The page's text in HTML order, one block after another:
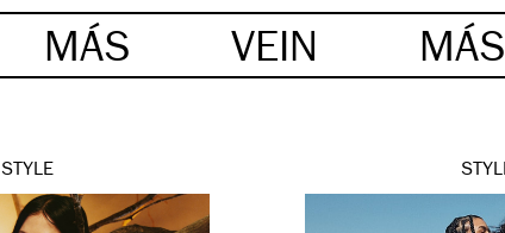
MÁS VEIN MÁS
STYLE